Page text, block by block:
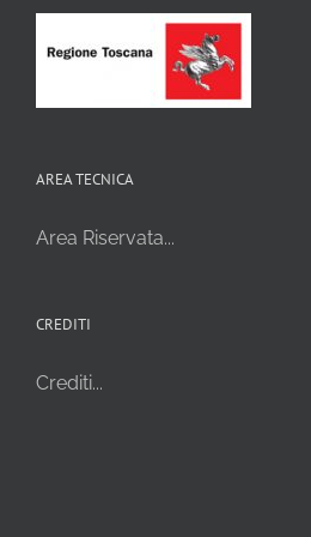
AREA TECNICA
Area Riservata...
CREDITI
Crediti...